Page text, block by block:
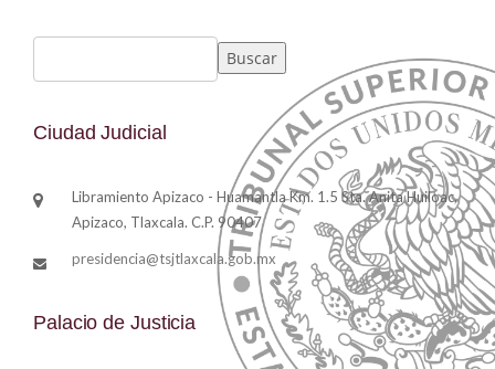
Buscar
Ciudad Judicial
Libramiento Apizaco - Huamantla Km. 1.5 Sta. Anita Huiloac,
Apizaco, Tlaxcala. C.P. 90407
presidencia@tsjtlaxcala.gob.mx
Palacio de Justicia